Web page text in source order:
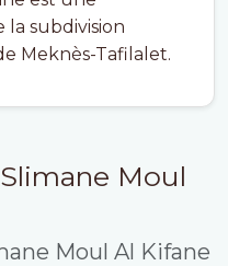
subdivision
Meknès-Tafilalet.
Moul
Moul Al Kifane